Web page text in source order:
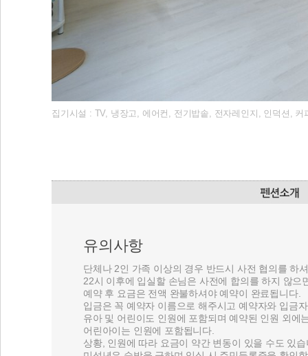
집기시설 : TV, 냉장고, 에어컨, 전기밥솥, 전자레인지, 인덕션,
유의사항
단체나 2인 가족 이상의 경우 반드시 사전 협의를 하
22시 이후에 입실할 손님은 사전에 합의를 하지 않으
예약 후 요금은 전액 완불하셔야 예약이 완료됩니다.
입금은 꼭 예약자 이름으로 해주시고 예약자와 입금
유아 및 어린이도 인원에 포함되며 예약된 인원 외에
어린아이는 인원에 포함됩니다.
상황, 인원에 따라 요금이 약간 변동이 있을 수도 있